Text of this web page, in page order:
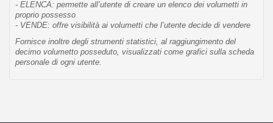
- ELENCA: permette all’utente di creare un elenco dei volumetti in
proprio possesso
- VENDE: offre visibilità ai volumetti che l’utente decide di vendere
Fornisce inoltre degli strumenti statistici, al raggiungimento del
decimo volumetto posseduto, visualizzati come grafici sulla scheda
personale di ogni utente.